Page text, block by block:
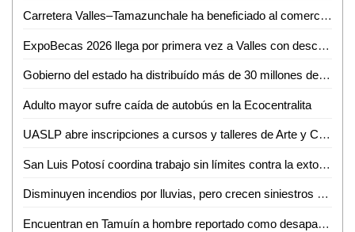
Carretera Valles–Tamazunchale ha beneficiado al comercio y turismo de Tamazunchale: CANACO
ExpoBecas 2026 llega por primera vez a Valles con descuentos de hasta 60% para estudiantes
Gobierno del estado ha distribuído más de 30 millones de litros de agua
Adulto mayor sufre caída de autobús en la Ecocentralita
UASLP abre inscripciones a cursos y talleres de Arte y Cultura para el semestre agosto-diciembre 2026
San Luis Potosí coordina trabajo sin límites contra la extorsión
Disminuyen incendios por lluvias, pero crecen siniestros en viviendas de SLP: Bomberos
Encuentran en Tamuín a hombre reportado como desaparecido en Tamasopo